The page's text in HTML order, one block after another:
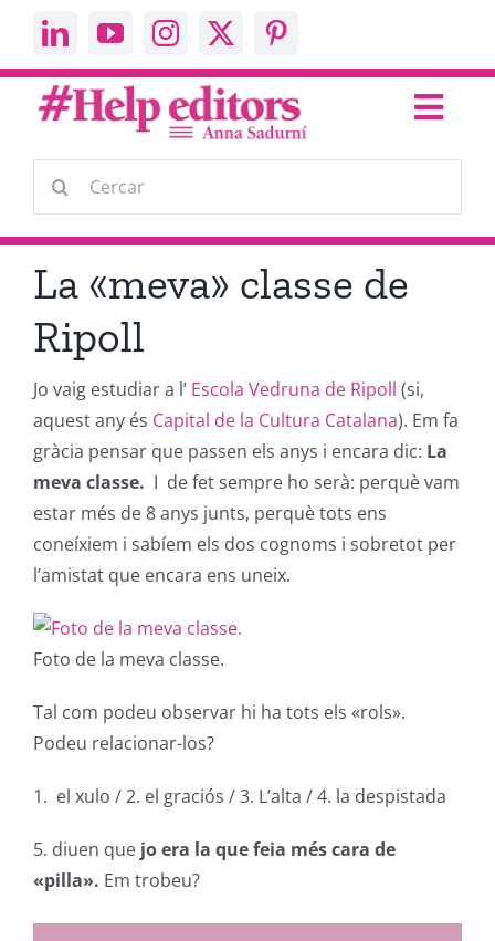
content
Escric
Parlo
Help Editors
About me
Contacta’m
Cerca
La «meva» classe de
Ripoll
Jo vaig estudiar a l’ Escola Vedruna de Ripoll (si,
aquest any és Capital de la Cultura Catalana). Em fa
gràcia pensar que passen els anys i encara dic: La
meva classe. I de fet sempre ho serà: perquè vam
estar més de 8 anys junts, perquè tots ens
coneíxiem i sabíem els dos cognoms i sobretot per
l’amistat que encara ens uneix.
Foto de la meva classe.
Tal com podeu observar hi ha tots els «rols».
Podeu relacionar-los?
1. el xulo / 2. el graciós / 3. L’alta / 4. la despistada
5. diuen que jo era la que feia més cara de
«pilla». Em trobeu?